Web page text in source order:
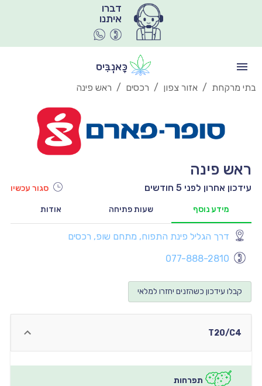
איתנו
כָּאנְבִּיס
בתי מרקחת / אזור צפון / רכסים / ראש פינה
ראש פינה
עידכון אחרון לפני 5 חודשים סגור עכשיו
מידע נוסף שעות פתיחה אודות
דרך הגליל פינת התפוח, מתחם שופ, רכסים
077-888-2810
קבלו עידכון כשהזנים יחזרו למלאי
T20/C4
תפרחות